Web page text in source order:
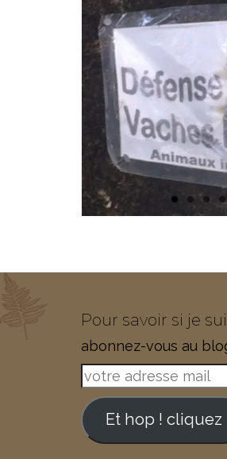
Pour savoir si je
abonnez-vous au
votre
adresse
mailEt hop ! cliquez